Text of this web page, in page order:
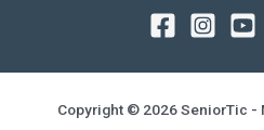
Copyright © 2026 SeniorTic -